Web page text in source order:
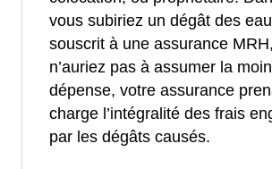
vous subiriez un dégât des
souscrit à une assurance
n’auriez pas à assumer la
dépense, votre assurance
charge l’intégralité des frais
par les dégâts causés.